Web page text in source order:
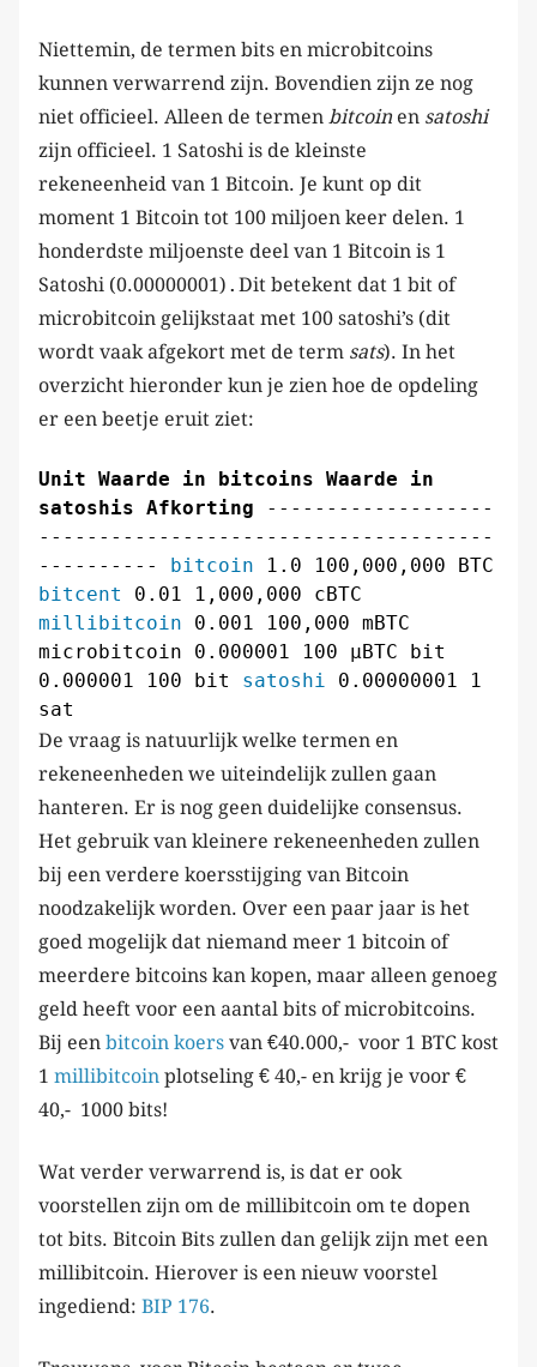
Niettemin, de termen bits en microbitcoins
kunnen verwarrend zijn. Bovendien zijn ze nog
niet officieel. Alleen de termen bitcoin en satoshi
zijn officieel. 1 Satoshi is de kleinste
rekeneenheid van 1 Bitcoin. Je kunt op dit
moment 1 Bitcoin tot 100 miljoen keer delen. 1
honderdste miljoenste deel van 1 Bitcoin is 1
Satoshi (0.00000001) . Dit betekent dat 1 bit of
microbitcoin gelijkstaat met 100 satoshi’s (dit
wordt vaak afgekort met de term sats). In het
overzicht hieronder kun je zien hoe de opdeling
er een beetje eruit ziet:
Unit Waarde in bitcoins Waarde in
satoshis Afkorting -------------------
--------------------------------------
---------- bitcoin
1.0 100,000,000 BTC
bitcent
0.01 1,000,000 cBTC
millibitcoin 0.001 100,000 mBTC
microbitcoin 0.000001 100 μBTC bit
0.000001 100 bit satoshi
0.00000001 1
sat
De vraag is natuurlijk welke termen en
rekeneenheden we uiteindelijk zullen gaan
hanteren. Er is nog geen duidelijke consensus.
Het gebruik van kleinere rekeneenheden zullen
bij een verdere koersstijging van Bitcoin
noodzakelijk worden. Over een paar jaar is het
goed mogelijk dat niemand meer 1 bitcoin of
meerdere bitcoins kan kopen, maar alleen genoeg
geld heeft voor een aantal bits of microbitcoins.
Bij een bitcoin koers van €40.000,- voor 1 BTC kost
1 millibitcoin plotseling € 40,- en krijg je voor €
40,- 1000 bits!
Wat verder verwarrend is, is dat er ook
voorstellen zijn om de millibitcoin om te dopen
tot bits. Bitcoin Bits zullen dan gelijk zijn met een
millibitcoin. Hierover is een nieuw voorstel
ingediend: BIP 176.